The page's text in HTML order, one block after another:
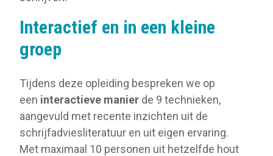
Interactief en in een kleine
groep
Tijdens deze opleiding bespreken we op
een interactieve manier de 9 technieken,
aangevuld met recente inzichten uit de
schrijfadviesliteratuur en uit eigen ervaring.
Met maximaal 10 personen uit hetzelfde hout